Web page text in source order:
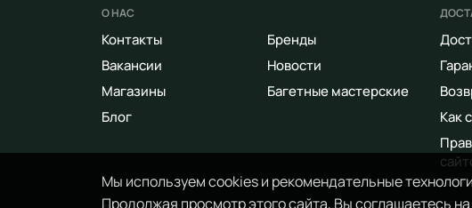
Мы используем cookies и рекомендательные
Продолжая просмотр этого сайта, Вы соглашаетесь
О НАС
Контакты
Вакансии
Магазины
Блог
Бренды
Новости
Багетные мастерские
Как